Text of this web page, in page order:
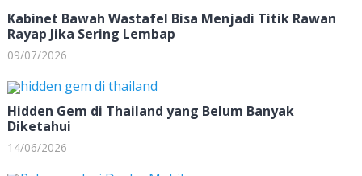
Kabinet Bawah Wastafel Bisa Menjadi Titik Rawan
Rayap Jika Sering Lembap
09/07/2026
Hidden Gem di Thailand yang Belum Banyak
Diketahui
14/06/2026